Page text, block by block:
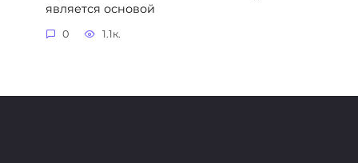
является основой
0 1.1к.